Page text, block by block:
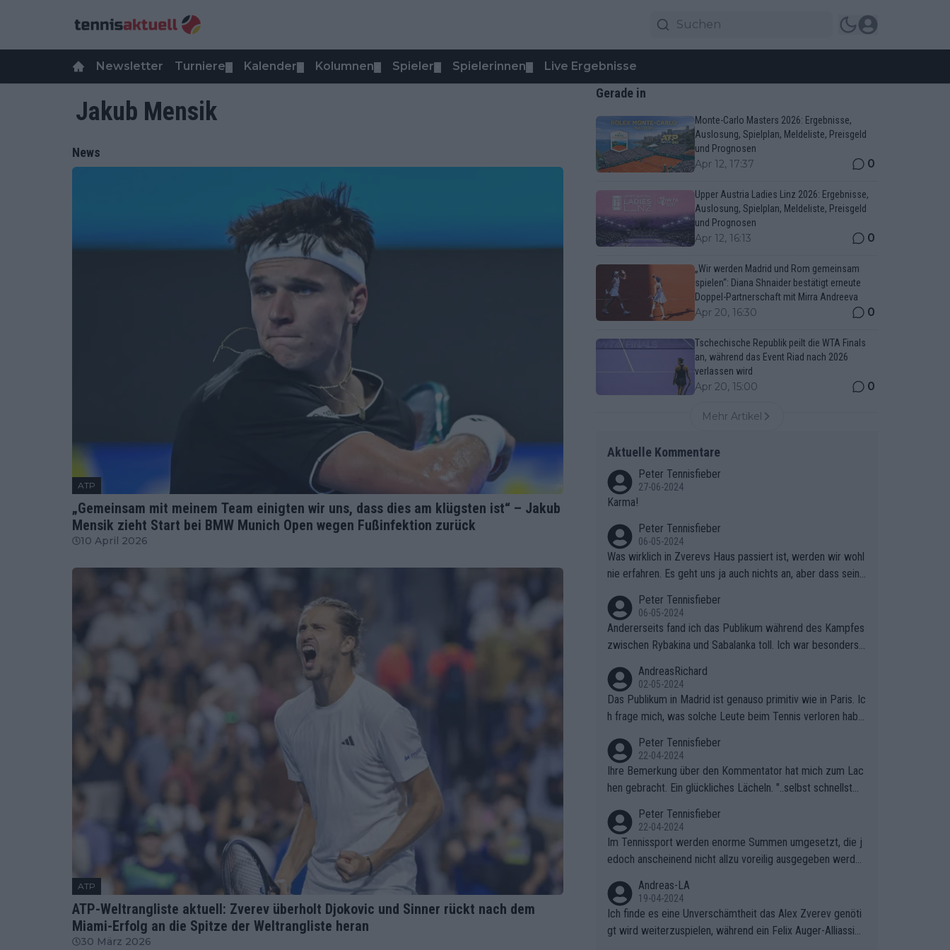
Newsletter Turniere Kalender Kolumnen Spieler Spielerinnen Live Ergebnisse
Jakub Mensik
News
ATP
„Gemeinsam mit meinem Team einigten wir uns, dass dies am klügsten ist“ – Jakub
Mensik zieht Start bei BMW Munich Open wegen Fußinfektion zurück
10 April 2026
ATP
ATP-Weltrangliste aktuell: Zverev überholt Djokovic und Sinner rückt nach dem
Miami-Erfolg an die Spitze der Weltrangliste heran
30 März 2026
Gerade in
Monte-Carlo Masters 2026: Ergebnisse,
Auslosung, Spielplan, Meldeliste, Preisgeld
und Prognosen
Apr 12, 17:37 0
Upper Austria Ladies Linz 2026: Ergebnisse,
Auslosung, Spielplan, Meldeliste, Preisgeld
und Prognosen
Apr 12, 16:13 0
„Wir werden Madrid und Rom gemeinsam
spielen“: Diana Shnaider bestätigt erneute
Doppel-Partnerschaft mit Mirra Andreeva
Apr 20, 16:30 0
Tschechische Republik peilt die WTA Finals
an, während das Event Riad nach 2026
verlassen wird
Apr 20, 15:00 0
Mehr Artikel
Aktuelle Kommentare
Peter Tennisfieber
27-06-2024
Karma!
Peter Tennisfieber
06-05-2024
Was wirklich in Zverevs Haus passiert ist, werden wir wohl
nie erfahren. Es geht uns ja auch nichts an, aber dass seine
Peter Tennisfieber
06-05-2024
Andererseits fand ich das Publikum während des Kampfes
zwischen Rybakina und Sabalanka toll. Ich war besonders ü
AndreasRichard
02-05-2024
Das Publikum in Madrid ist genauso primitiv wie in Paris. Ic
h frage mich, was solche Leute beim Tennis verloren habe
er aufgehoben.
Peter Tennisfieber
22-04-2024
Ihre Bemerkung über den Kommentator hat mich zum Lac
hen gebracht. Ein glückliches Lächeln. "..selbst schnellstmö
Peter Tennisfieber
22-04-2024
Im Tennissport werden enorme Summen umgesetzt, die j
edoch anscheinend nicht allzu voreilig ausgegeben werde
Andreas-LA
19-04-2024
Ich finde es eine Unverschämtheit das Alex Zverev genöti
gt wird weiterzuspielen, während ein Felix Auger-Alliassim